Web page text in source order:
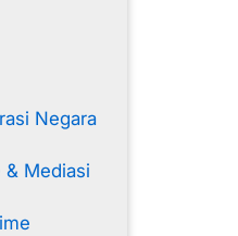
Negara
Mediasi